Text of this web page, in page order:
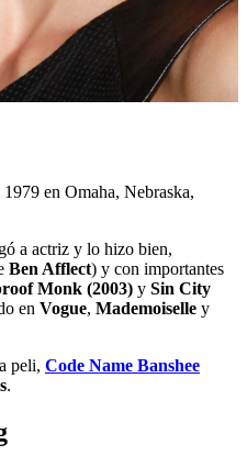
en Omaha, Nebraska,
a actriz y lo hizo bien,
Ben Afflect) y con importantes
Monk (2003) y Sin City
en Vogue, Mademoiselle y
peli, Code Name Banshee
.